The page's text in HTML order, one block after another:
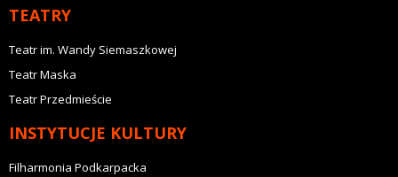
TEATRY
Teatr im. Wandy Siemaszkowej
Teatr Maska
Teatr Przedmieście
INSTYTUCJE KULTURY
Filharmonia Podkarpacka